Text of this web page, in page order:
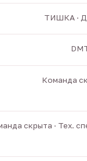
ТИШКА ·
Команда
скрыта · Тех.